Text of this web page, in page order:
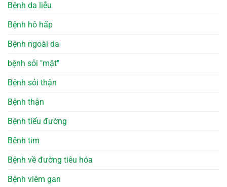
Bệnh da liễu
Bệnh hô hấp
Bệnh ngoài da
bệnh sỏi "mật"
Bệnh sỏi thận
Bệnh thận
Bệnh tiểu đường
Bệnh tim
Bệnh về đường tiêu hóa
Bệnh viêm gan